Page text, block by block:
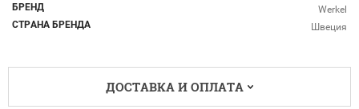
БРЕНД
Werkel
СТРАНА БРЕНДА
Швеция
ДОСТАВКА И ОПЛАТА